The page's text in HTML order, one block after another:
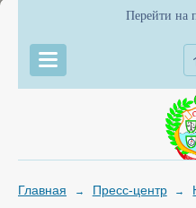
Перейти на
Главная → Пресс-центр →